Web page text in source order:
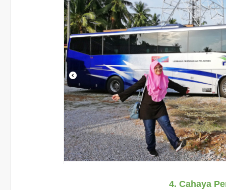
4. Cahaya